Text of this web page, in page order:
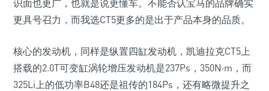
识面也更广，也就是说更懂车。不能否认宝马的品牌确实
更具号召力，而我选CT5更多的是出于产品本身的品质。
核心的发动机，同样是纵置四缸发动机，凯迪拉克CT5上
搭载的2.0T可变缸涡轮增压发动机是237Ps，350N·m，而
325Li上的低功率B48还是祖传的184Ps，还有略微提升之